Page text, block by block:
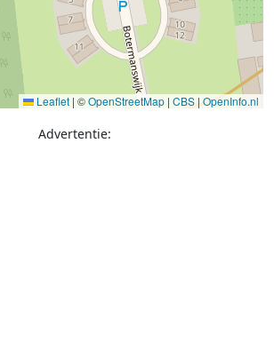
Leaflet | ©OpenStreetMap | CBS | OpenInfo.nl
Advertentie: